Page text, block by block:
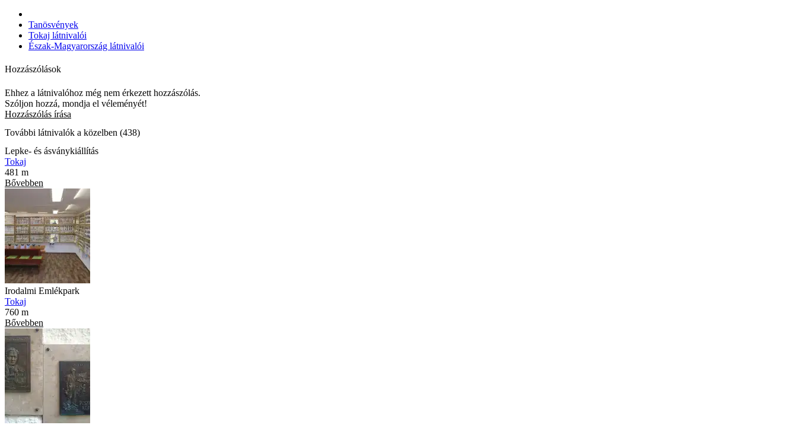
Tanösvények
Tokaj látnivalói
Észak-Magyarország látnivalói
Hozzászólások
Ehhez a látnivalóhoz még nem érkezett hozzászólás.
Szóljon hozzá, mondja el véleményét!
Hozzászólás írása
További látnivalók a közelben (438)
Lepke- és ásványkiállítás
Tokaj
481 m
Bővebben
Irodalmi Emlékpark
Tokaj
760 m
Bővebben